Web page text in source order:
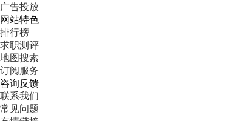
广告投放
网站特色
排行榜
求职测评
地图搜索
订阅服务
咨询反馈
联系我们
常见问题